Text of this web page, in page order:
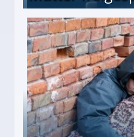
Mutter freigesprochen!